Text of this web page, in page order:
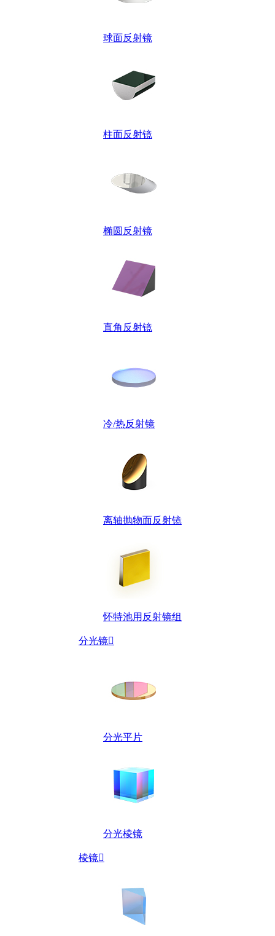
球面反射镜
柱面反射镜
椭圆反射镜
直角反射镜
冷/热反射镜
离轴抛物面反射镜
怀特池用反射镜组
分光镜
分光平片
分光棱镜
棱镜